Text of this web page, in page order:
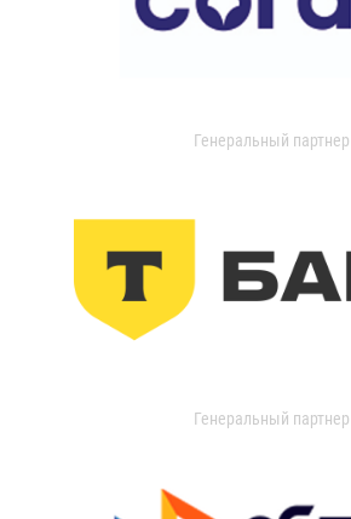
Генеральный партнер
Генеральный партнер